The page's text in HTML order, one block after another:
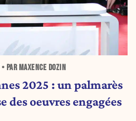
• PAR MAXENCE DOZIN
2025 : un palmarès
des oeuvres engagées